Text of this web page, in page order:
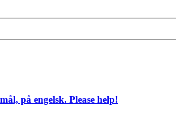
på engelsk. Please help!